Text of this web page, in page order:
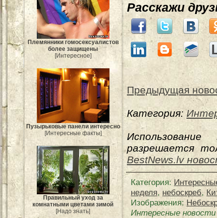
Племянники гомосексуалистов
более защищены
[Интересное]
Пузырьковые панели интересно
[Интересные факты]
Правильный уход за
комнатными цветами зимой
[Надо знать]
Расскажи
Предыдущая
Категория:
разрешается
BestNews.lv
Категория:
неделя, небоскреб,
Изображения:
Интересные новости